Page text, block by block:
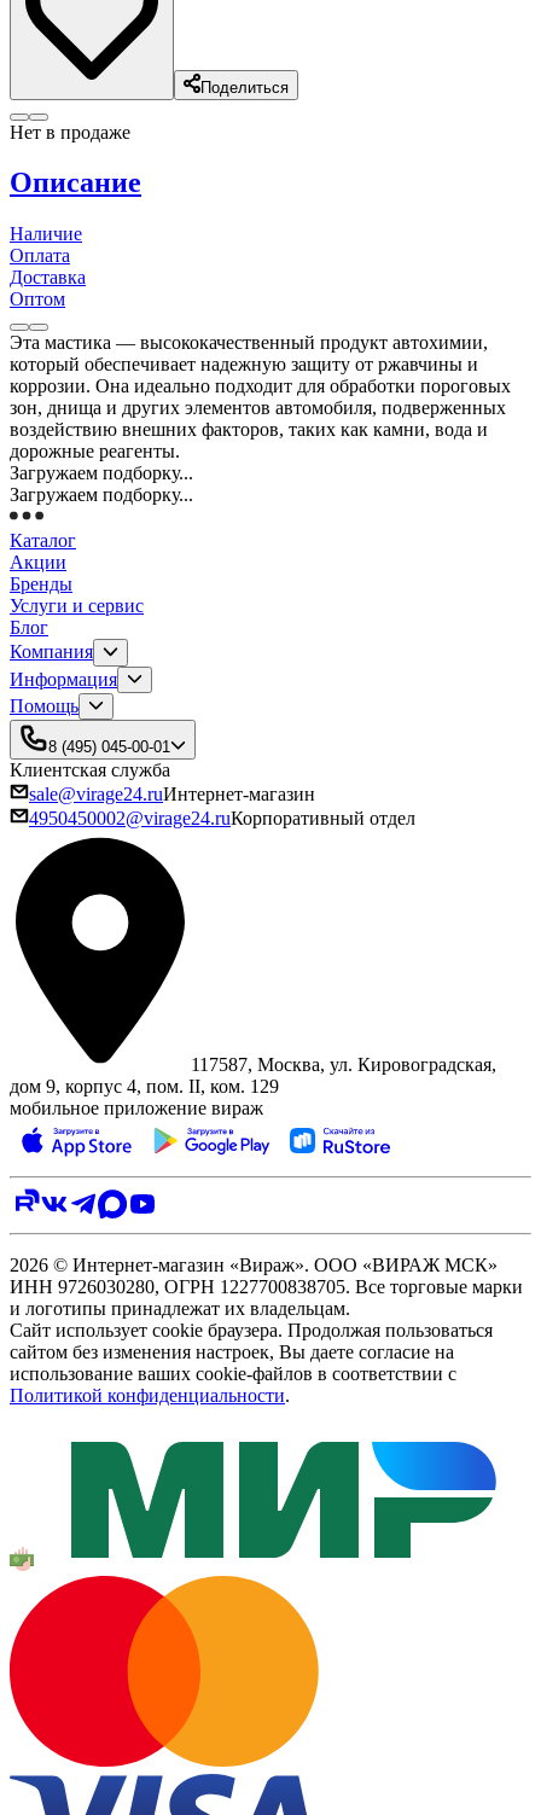
Поделиться
Нет в продаже
Описание
Наличие
Оплата
Доставка
Оптом
Эта мастика — высококачественный продукт автохимии,
который обеспечивает надежную защиту от ржавчины и
коррозии. Она идеально подходит для обработки пороговых
зон, днища и других элементов автомобиля, подверженных
воздействию внешних факторов, таких как камни, вода и
дорожные реагенты.
Загружаем подборку...
Загружаем подборку...
Каталог
Акции
Бренды
Услуги и сервис
Блог
Компания
Информация
Помощь
8 (495) 045-00-01
Клиентская служба
sale@virage24.ruИнтернет-магазин
4950450002@virage24.ruКорпоративный отдел
117587, Москва, ул. Кировоградская,
дом 9, корпус 4, пом. II, ком. 129
мобильное приложение вираж
2026 © Интернет-магазин «Вираж». ООО «ВИРАЖ МСК»
ИНН 9726030280, ОГРН 1227700838705. Все торговые марки
и логотипы принадлежат их владельцам.
Сайт использует cookie браузера. Продолжая пользоваться
сайтом без изменения настроек, Вы даете согласие на
использование ваших cookie-файлов в соответствии с
Политикой конфиденциальности.